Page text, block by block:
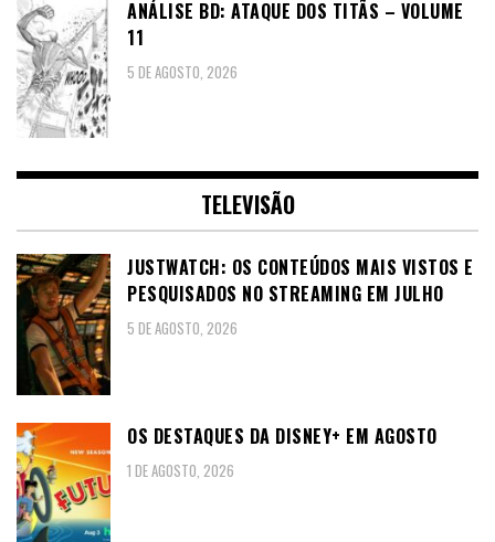
ANÁLISE BD: ATAQUE DOS TITÃS – VOLUME
11
5 DE AGOSTO, 2026
TELEVISÃO
JUSTWATCH: OS CONTEÚDOS MAIS VISTOS E
PESQUISADOS NO STREAMING EM JULHO
5 DE AGOSTO, 2026
OS DESTAQUES DA DISNEY+ EM AGOSTO
1 DE AGOSTO, 2026